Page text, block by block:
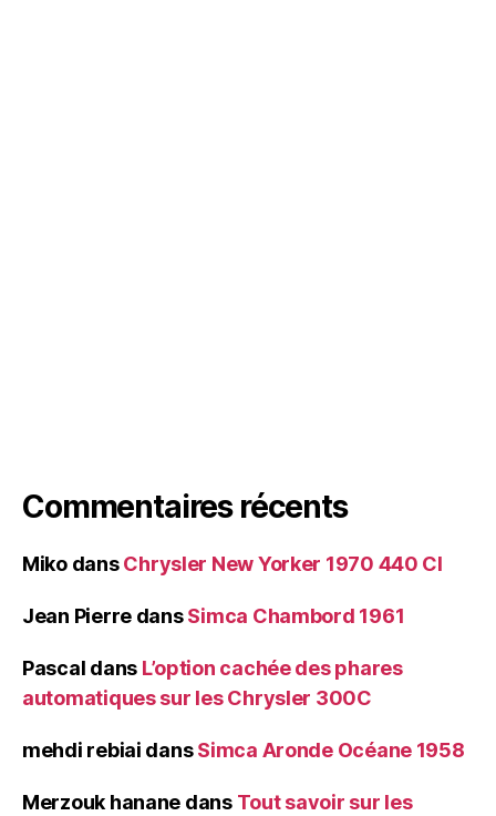
Commentaires récents
MikodansChrysler New Yorker 1970 440 CI
Jean Pierre dansSimca Chambord 1961
Pascal dans L’option cachée des phares
automatiques sur les Chrysler 300C
mehdi rebiai dansSimca Aronde Océane 1958
Merzouk hanane dans Tout savoir sur les